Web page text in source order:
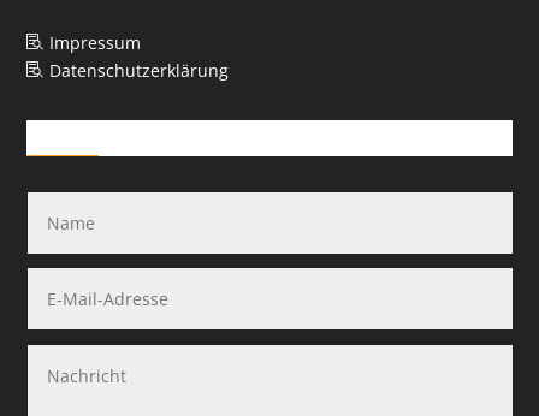
 Impressum
 Datenschutzerklärung